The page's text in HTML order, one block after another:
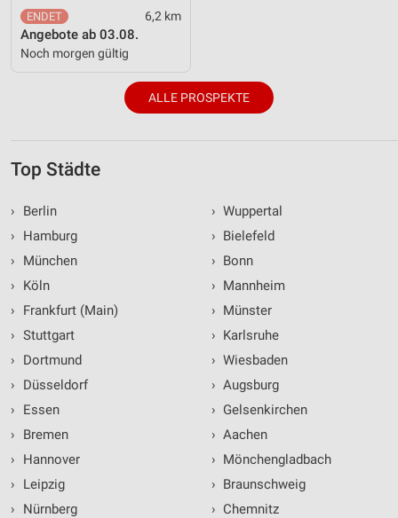
6,2 km
Angebote ab 03.08.
Noch morgen gültig
ALLE PROSPEKTE
Top Städte
›
Berlin
›
Hamburg
›
München
›
Köln
›
Frankfurt (Main)
› Stuttgart
›
Dortmund
›
Düsseldorf
›
Essen
›
Bremen
›
Hannover
›
Leipzig
›
Nürnberg
› Wuppertal
› Bielefeld
› Bonn
› Mannheim
› Münster
› Karlsruhe
› Wiesbaden
› Augsburg
› Gelsenkirchen
› Aachen
› Mönchengladbach
› Braunschweig
› Chemnitz